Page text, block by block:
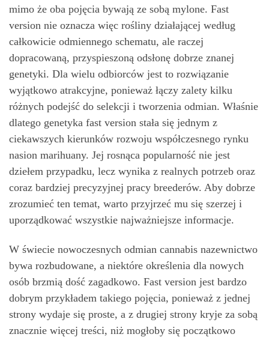
mimo że oba pojęcia bywają ze sobą mylone. Fast
version nie oznacza więc rośliny działającej według
całkowicie odmiennego schematu, ale raczej
dopracowaną, przyspieszoną odsłonę dobrze znanej
genetyki. Dla wielu odbiorców jest to rozwiązanie
wyjątkowo atrakcyjne, ponieważ łączy zalety kilku
różnych podejść do selekcji i tworzenia odmian. Właśnie
dlatego genetyka fast version stała się jednym z
ciekawszych kierunków rozwoju współczesnego rynku
nasion marihuany. Jej rosnąca popularność nie jest
dziełem przypadku, lecz wynika z realnych potrzeb oraz
coraz bardziej precyzyjnej pracy breederów. Aby dobrze
zrozumieć ten temat, warto przyjrzeć mu się szerzej i
uporządkować wszystkie najważniejsze informacje.
W świecie nowoczesnych odmian cannabis nazewnictwo
bywa rozbudowane, a niektóre określenia dla nowych
osób brzmią dość zagadkowo. Fast version jest bardzo
dobrym przykładem takiego pojęcia, ponieważ z jednej
strony wydaje się proste, a z drugiej strony kryje za sobą
znacznie więcej treści, niż mogłoby się początkowo